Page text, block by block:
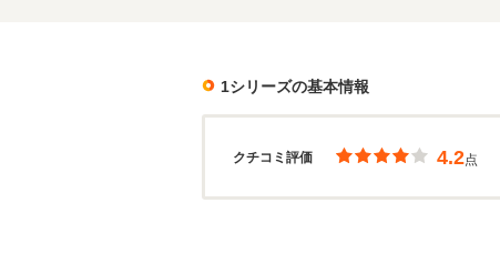
1シリーズの基本情報
クチコミ評価 4.2点